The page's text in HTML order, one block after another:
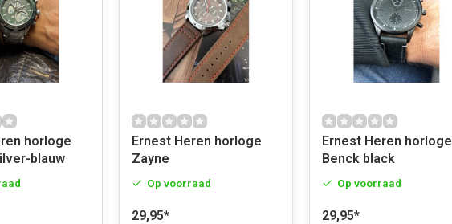
horloge
blauw
Ernest Heren horloge
Zayne
Op voorraad
29,95*
Ernest Heren horloge
Benck black
Op voorraad
29,95*